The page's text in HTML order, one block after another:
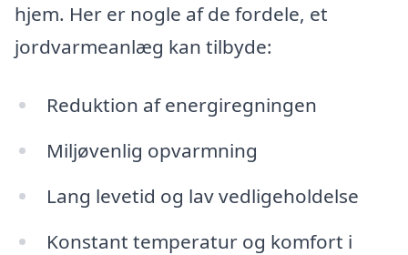
hjem. Her er nogle af de fordele, et
jordvarmeanlæg kan tilbyde:
Reduktion af energiregningen
Miljøvenlig opvarmning
Lang levetid og lav vedligeholdelse
Konstant temperatur og komfort i